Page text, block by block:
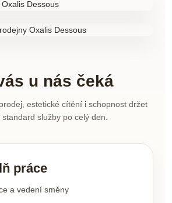
u nás čeká
estetické cítění i schopnost držet
standard služby po celý den.
práce
a vedení směny